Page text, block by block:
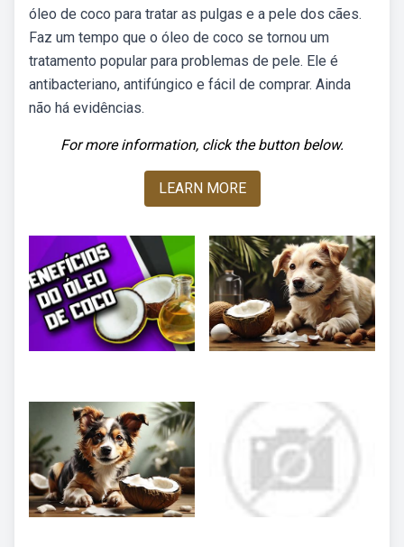
óleo de coco para tratar as pulgas e a pele dos cães.
Faz um tempo que o óleo de coco se tornou um
tratamento popular para problemas de pele. Ele é
antibacteriano, antifúngico e fácil de comprar. Ainda
não há evidências.
For more information, click the button below.
LEARN MORE